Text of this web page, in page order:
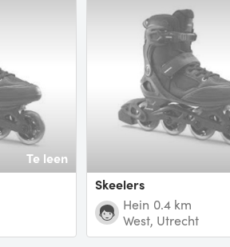
Te leen
skeelers
Hein 0.4 km
West, Utrecht